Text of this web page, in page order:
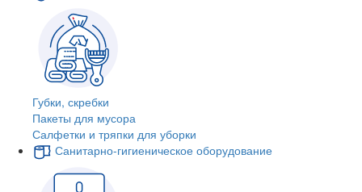
Губки, скребки
Пакеты для мусора
Салфетки и тряпки для уборки
Санитарно-гигиеническое оборудование